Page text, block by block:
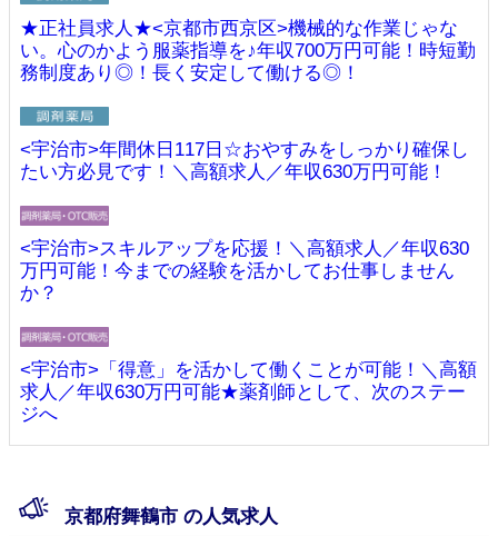
★正社員求人★<京都市西京区>機械的な作業じゃな
い。心のかよう服薬指導を♪年収700万円可能！時短勤
務制度あり◎！長く安定して働ける◎！
<宇治市>年間休日117日☆おやすみをしっかり確保し
たい方必見です！＼高額求人／年収630万円可能！
<宇治市>スキルアップを応援！＼高額求人／年収630
万円可能！今までの経験を活かしてお仕事しません
か？
<宇治市>「得意」を活かして働くことが可能！＼高額
求人／年収630万円可能★薬剤師として、次のステー
ジへ
京都府舞鶴市 の人気求人